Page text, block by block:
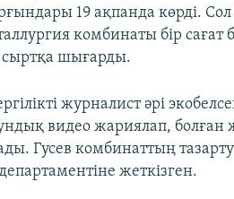
19 ақпанда көрді. Сол
комбинаты бір сағат
сыртқа шығарды.
журналист әрі
видео жариялап, болған
Гусев комбинаттың
жеткізген.